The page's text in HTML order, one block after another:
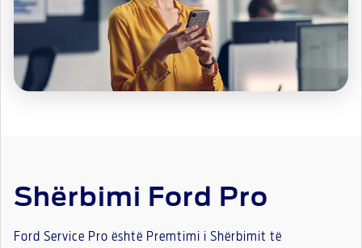
Shërbimi Ford Pro
Ford Service Pro është Premtimi i Shërbimit të